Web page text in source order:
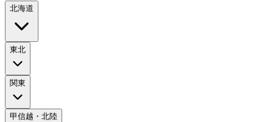
北海道
東北
関東
甲信越・北陸